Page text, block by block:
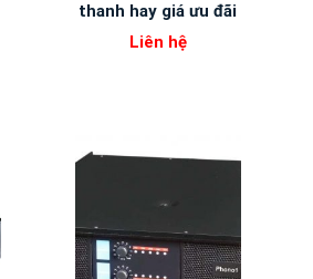
thanh hay giá ưu đãi
Liên hệ